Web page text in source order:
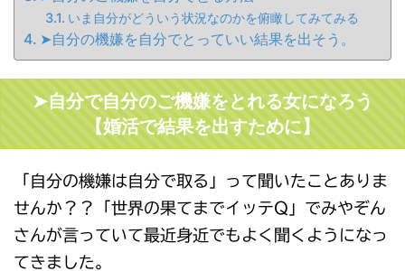
いま自分がどういう状況なのかを俯瞰してみてみる
➤自分の機嫌を自分でとっていい結果を出そう。
➤自分で自分のご機嫌をとれる女になろう
【婚活で結果を出すために】
「自分の機嫌は自分で取る」って聞いたことありま
せんか？？「世界の果てまでイッテQ」でみやぞん
さんが言っていて最近身近でもよく聞くようになっ
てきました。